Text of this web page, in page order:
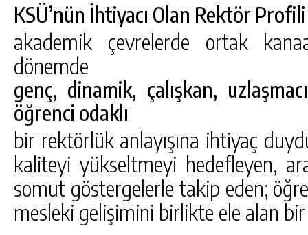
KSÜ’nün İhtiyacı Olan Rektör
akademik çevrelerde ortak
dönemde
genç, dinamik, çalışkan,
öğrenci odaklı
bir rektörlük anlayışına ihtiyaç
kaliteyi yükseltmeyi hedefleyen,
somut göstergelerle takip eden;
mesleki gelişimini birlikte ele alan bir